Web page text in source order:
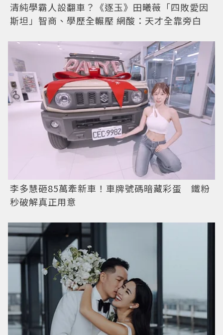
清純學霸人設翻車？《逐玉》田曦薇「四敗愛因
斯坦」智商、學歷全輾壓 網酸：天才全靠旁白
李多慧砸85萬牽新車！車牌號碼暗藏彩蛋 鐵粉
秒破解真正用意